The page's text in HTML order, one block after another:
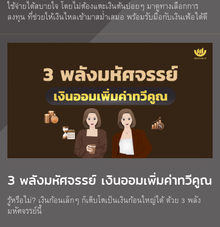
ใช้จ่ายได้สบายใจ โดยไม่ต้องแตะเงินต้นบ่อยๆ มาดูทางเลือกการ
ลงทุน ที่ช่วยให้เงินไหลเข้ามาสม่ำเสมอ พร้อมรับมือกับเงินเฟ้อได้ดี
3 พลังมหัศจรรย์ เงินออมเพิ่มค่าทวีคูณ
รู้หรือไม่? เงินก้อนเล็กๆ ก็เติบโตเป็นเงินก้อนใหญ่ได้ ด้วย 3 พลัง
มหัศจรรย์นี้